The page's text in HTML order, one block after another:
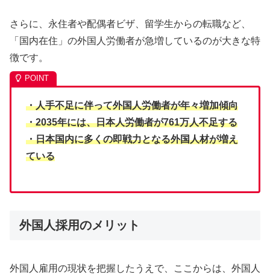
さらに、永住者や配偶者ビザ、留学生からの転職など、
「国内在住」の外国人労働者が急増しているのが大きな特
徴です。
・人手不足に伴って外国人労働者が年々増加傾向
・2035年には、日本人労働者が761万人不足する
・日本国内に多くの即戦力となる外国人材が増え
ている
外国人採用のメリット
外国人雇用の現状を把握したうえで、ここからは、外国人